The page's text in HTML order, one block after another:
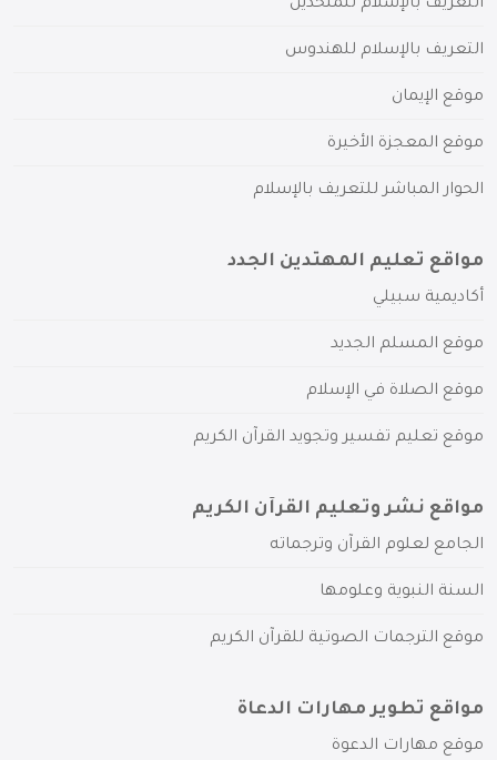
التعريف بالإسلام للملحدين
التعريف بالإسلام للهندوس
موقع الإيمان
موقع المعجزة الأخيرة
الحوار المباشر للتعريف بالإسلام
مواقع تعليم المهتدين الجدد
أكاديمية سبيلي
موقع المسلم الجديد
موقع الصلاة في الإسلام
موقع تعليم تفسير وتجويد القرآن الكريم
مواقع نشر وتعليم القرآن الكريم
الجامع لعلوم القرآن وترجماته
السنة النبوية وعلومها
موقع الترجمات الصوتية للقرآن الكريم
مواقع تطوير مهارات الدعاة
موقع مهارات الدعوة